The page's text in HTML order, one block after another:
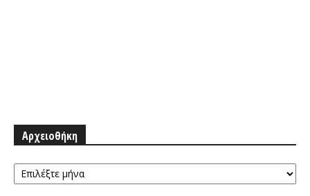
Αρχειοθήκη
Αρχειοθήκη